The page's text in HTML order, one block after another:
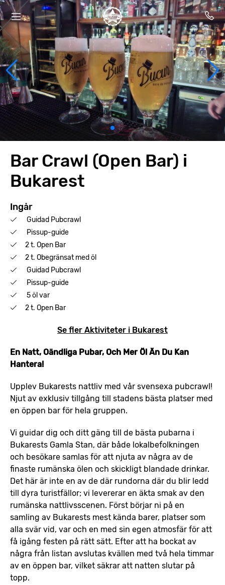
Bar Crawl (Open Bar) i
Bukarest
Ingår
Guidad Pubcrawl
Pissup-guide
2 t. Open Bar
2 t. Obegränsat med öl
Guidad Pubcrawl
Pissup-guide
5 öl var
2 t. Open Bar
Se fler Aktiviteter i Bukarest
En Natt, Oändliga Pubar, Och Mer Öl Än Du Kan
Hantera!
Upplev Bukarests nattliv med vår svensexa pubcrawl!
Njut av exklusiv tillgång till stadens bästa platser med
en öppen bar för hela gruppen.
Vi guidar dig och ditt gäng till de bästa pubarna i
Bukarests Gamla Stan, där både lokalbefolkningen
och besökare samlas för att njuta av några av de
finaste rumänska ölen och skickligt blandade drinkar.
Det här är inte en av de där rundorna där du blir ledd
till dyra turistfällor; vi levererar en äkta smak av den
rumänska nattlivsscenen. Först börjar ni på en
samling av Bukarests mest kända barer, platser som
alla svär vid, var och en med sin egen atmosfär för att
få igång festen på rätt sätt. Efter att ha bockat av
några från listan avslutas kvällen med två hela timmar
av en öppen bar, vilket säkrar att natten slutar på
topp.